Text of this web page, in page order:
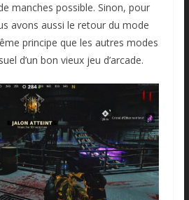
manches possible. Sinon, pour
avons aussi le retour du mode
principe que les autres modes
d’un bon vieux jeu d’arcade.